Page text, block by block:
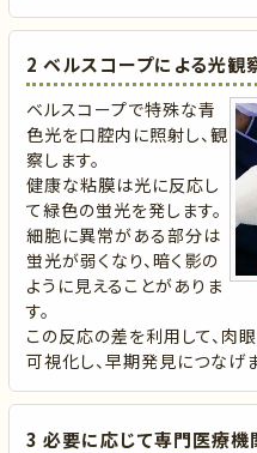
2 ベルスコープによる光観
ベルスコープで特殊な青
色光を口腔内に照射し、観
察します。
健康な粘膜は光に反応し
て緑色の蛍光を発します。
細胞に異常がある部分は
蛍光が弱くなり、暗く影の
ように見えることがありま
す。
この反応の差を利用して、肉
可視化し、早期発見につなげま
3 必要に応じて専門医療機